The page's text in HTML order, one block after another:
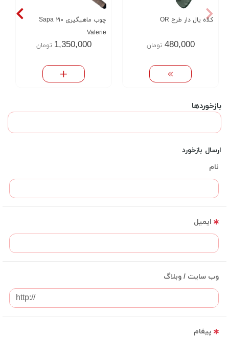
کلاه یال دار طرح OR
480,000 تومان
چوب ماهیگیری ۲۱۰ Sapa
Valerie
1,350,000 تومان
بازخوردها
ارسال بازخورد
نام
ایمیل
وب سایت / وبلاگ
پیغام